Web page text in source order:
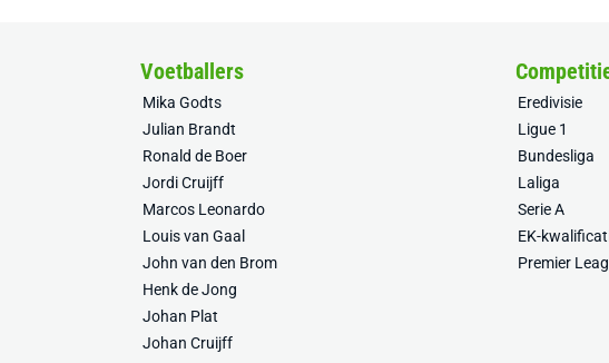
Voetballers
Mika Godts
Julian Brandt
Ronald de Boer
Jordi Cruijff
Marcos Leonardo
Louis van Gaal
John van den Brom
Henk de Jong
Johan Plat
Johan Cruijff
Eredivisie
Ligue 1
Bundesliga
Laliga
Serie A
EK-
Premier